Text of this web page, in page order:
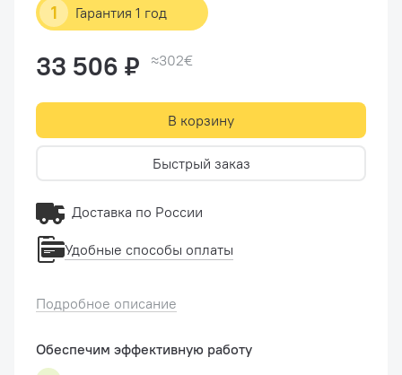
1 Гарантия 1 год
Подробное описание
Обеспечим эффективную работу
33 506 ₽ ≈302€
В корзину
Быстрый заказ
Доставка по России
Удобные способы оплаты